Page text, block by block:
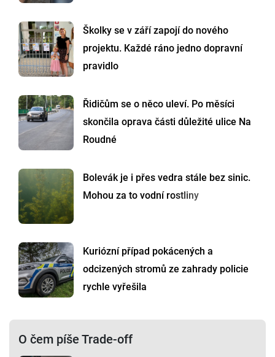
Školky se v září zapojí do nového
projektu. Každé ráno jedno dopravní
pravidlo
Řidičům se o něco uleví. Po měsíci
skončila oprava části důležité ulice Na
Roudné
Bolevák je i přes vedra stále bez sinic.
Mohou za to vodní rostliny
Kuriózní případ pokácených a
odcizených stromů ze zahrady policie
rychle vyřešila
O čem píše Trade-off